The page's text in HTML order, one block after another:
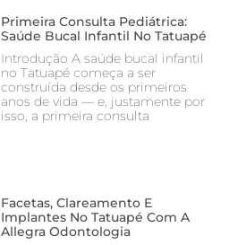
Primeira Consulta Pediátrica:
Saúde Bucal Infantil No Tatuapé
Introdução A saúde bucal infantil
no Tatuapé começa a ser
construída desde os primeiros
anos de vida — e, justamente por
isso, a primeira consulta
Facetas, Clareamento E
Implantes No Tatuapé Com A
Allegra Odontologia